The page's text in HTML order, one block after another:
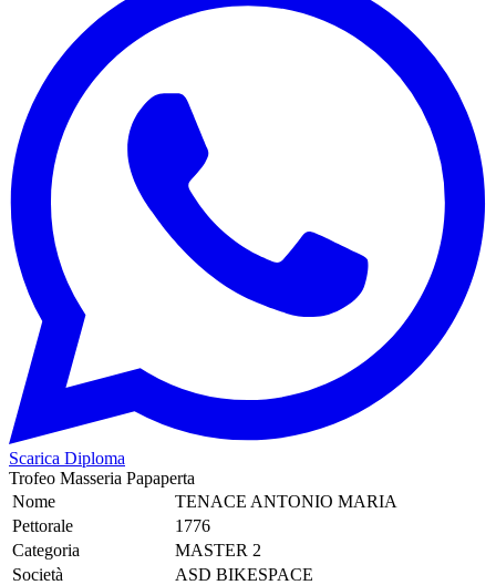
Scarica Diploma
Trofeo Masseria Papaperta
Nome
TENACE ANTONIO MARIA
Pettorale
1776
Categoria
MASTER 2
Società
ASD BIKESPACE